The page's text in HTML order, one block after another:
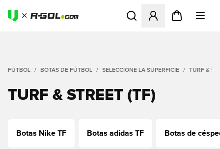
Abre un modal para iniciar
FÚTBOL BOTAS DE FÚTBOL SELECCIONE LA SUPERFICIE TURF &
TURF & STREET (TF)
Botas Nike TF Botas adidas TF Botas de